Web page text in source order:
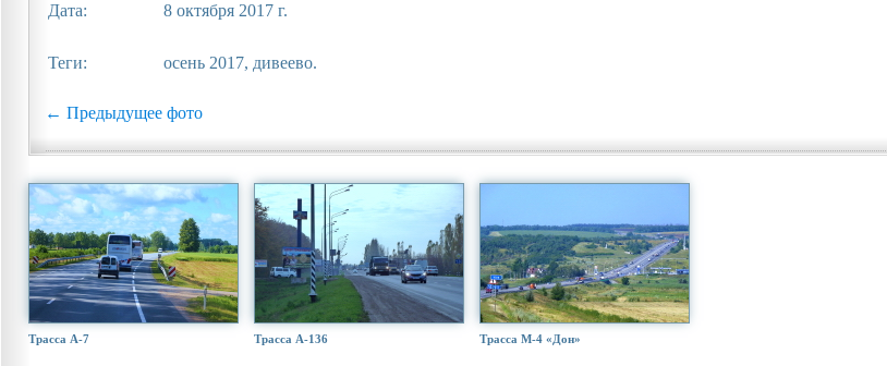
Дата:
8 октября 2017 г.
Теги: осень 2017, дивеево.
← Предыдущее фото
Трасса А-7 Трасса А-136 Трасса М-4 «Дон»